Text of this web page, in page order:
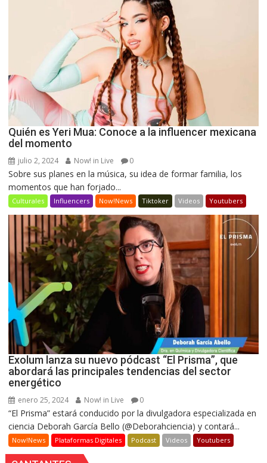
Quién es Yeri Mua: Conoce a la influencer mexicana
del momento
julio 2, 2024 Now! in Live 0
Sobre sus planes en la música, su idea de formar familia, los
momentos que han forjado...
Culturales Influencers Now!News Tiktoker Videos Youtubers
Exolum lanza su nuevo pódcast “El Prisma”, que
abordará las principales tendencias del sector
energético
enero 25, 2024 Now! in Live 0
“El Prisma” estará conducido por la divulgadora especializada en
ciencia Deborah García Bello (@Deborahciencia) y contará...
Now!News Plataformas Digitales Podcast Videos Youtubers